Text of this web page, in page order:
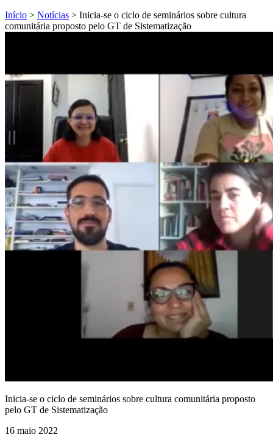
Início > Notícias > Inicia-se o ciclo de seminários sobre cultura
comunitária proposto pelo GT de Sistematização
Inicia-se o ciclo de seminários sobre cultura comunitária proposto
pelo GT de Sistematização
16 maio 2022